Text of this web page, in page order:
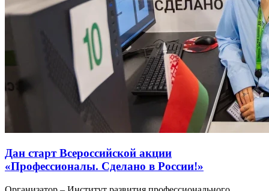
Дан старт Всероссийской акции
«Профессионалы. Сделано в России!»